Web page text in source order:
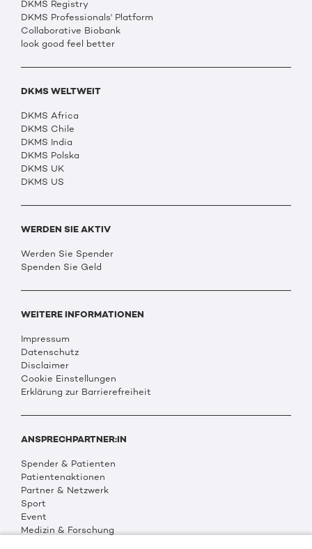
DKMS Registry
DKMS Professionals' Platform
Collaborative Biobank
look good feel better
DKMS WELTWEIT
DKMS Africa
DKMS Chile
DKMS India
DKMS Polska
DKMS UK
DKMS US
WERDEN SIE AKTIV
Werden Sie Spender
Spenden Sie Geld
WEITERE INFORMATIONEN
Impressum
Datenschutz
Disclaimer
Cookie Einstellungen
Erklärung zur Barrierefreiheit
ANSPRECHPARTNER:IN
Spender & Patienten
Patientenaktionen
Partner & Netzwerk
Sport
Event
Medizin & Forschung